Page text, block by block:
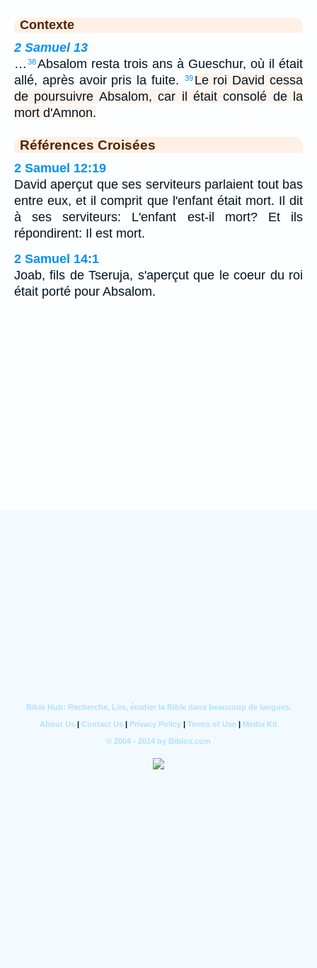
Contexte
2 Samuel 13
… 38Absalom resta trois ans à Gueschur, où il était
allé, après avoir pris la fuite.
39 Le roi David cessa
de poursuivre Absalom, car il était consolé de la
mort d'Amnon.
Références Croisées
2 Samuel 12:19
David aperçut que ses serviteurs parlaient tout bas
entre eux, et il comprit que l'enfant était mort. Il dit
à ses serviteurs: L'enfant est-il mort? Et ils
répondirent: Il est mort.
2 Samuel 14:1
Joab, fils de Tseruja, s'aperçut que le coeur du roi
était porté pour Absalom.